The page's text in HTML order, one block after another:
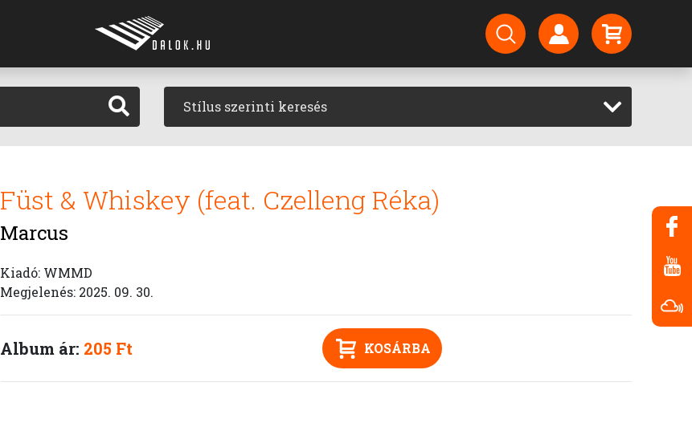
Stílus szerinti keresés
Füst & Whiskey (feat. Czelleng Réka)
Marcus
Kiadó: WMMD
Megjelenés: 2025. 09. 30.
Album ár: 205 Ft KOSÁRBA